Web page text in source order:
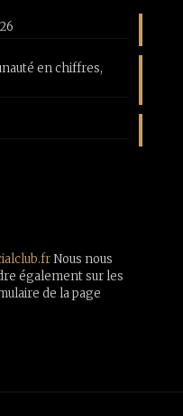
en chiffres,
Nous nous
également sur les
de la page